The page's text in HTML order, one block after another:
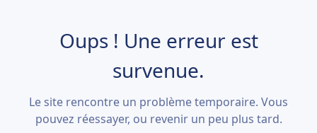
Oups ! Une erreur est
survenue.
Le site rencontre un problème temporaire. Vous
pouvez réessayer, ou revenir un peu plus tard.